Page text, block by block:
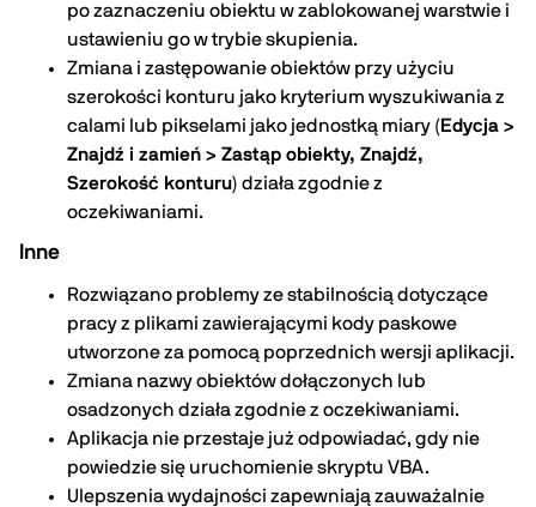
po zaznaczeniu obiektu w zablokowanej warstwie i
ustawieniu go w trybie skupienia.
Zmiana i zastępowanie obiektów przy użyciu
szerokości konturu jako kryterium wyszukiwania z
calami lub pikselami jako jednostką miary (Edycja >
Znajdź i zamień > Zastąp obiekty, Znajdź,
Szerokość konturu) działa zgodnie z
oczekiwaniami.
Inne
Rozwiązano problemy ze stabilnością dotyczące
pracy z plikami zawierającymi kody paskowe
utworzone za pomocą poprzednich wersji aplikacji.
Zmiana nazwy obiektów dołączonych lub
osadzonych działa zgodnie z oczekiwaniami.
Aplikacja nie przestaje już odpowiadać, gdy nie
powiedzie się uruchomienie skryptu VBA.
Ulepszenia wydajności zapewniają zauważalnie